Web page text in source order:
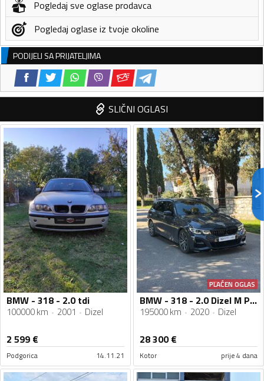
Pogledaj sve oglase prodavca
Pogledaj oglase iz tvoje okoline
PODIJELI SA PRIJATELJIMA
SLIČNI OGLASI
BMW - 318 - 2.0 tdi
100000 km 2001 Dizel
2 599 €
Podgorica 14.11.21
PLAĆEN OGLAS
BMW - 318 - 2.0 Dizel M Paket
195000 km 2020 Dizel
28 300€
Kotor prije 4 dana